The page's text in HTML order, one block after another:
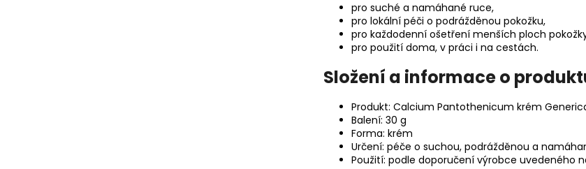
pro suché a namáhané ruce,
pro lokální péči o podrážděnou pokožku,
pro každodenní ošetření menších ploch
pro použití doma, v práci i na cestách.
Složení a informace o
Produkt: Calcium Pantothenicum krém
Balení: 30 g
Forma: krém
Určení: péče o suchou, podrážděnou a
Použití: podle doporučení výrobce uvedeného